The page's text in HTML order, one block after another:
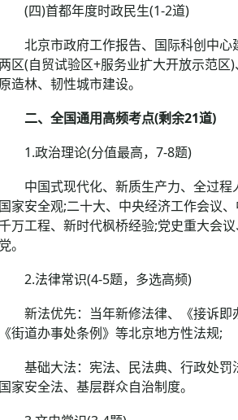
四)首都年度时政民生(1-2道)
京市政府工作报告、国际科创中心建
区(自贸试验区+服务业扩大开放示范区
造林、韧性城市建设。
、全国通用高频考点(剩余21道)
政治理论(分值最高，7-8题)
国式现代化、新质生产力、全过程
家安全观;二十大、中央经济工作会议、
万工程、新时代枫桥经验;党史重大会
。
法律常识(4-5题，多选高频)
法优先：当年新修法律、《接诉即
街道办事处条例》等北京地方性法规;
础大法：宪法、民法典、行政处罚法
家安全法、基层群众自治制度。